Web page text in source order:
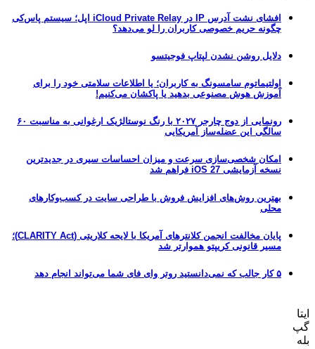
افشای نشت آدرس IP در iCloud Private Relay اپل؛ سیستم پاس‌کی
چگونه حریم خصوصی کاربران را لو می‌دهد؟
دلایل روشن نشدن لپتاپ فوجیتسو
اولتیماتوم سامسونگ به کاربران؛ یا اطلاعات سلامتی خود را برای
آموزش هوش مصنوعی بدهید یا پاکشان می‌کنیم!
رونمایی از دوج چارجر ۲۰۲۷ با رنگ نوستالژیک ارغوانی به مناسبت ۶۰
سالگی این عضله‌ساز آمریکایی
امکان شخصی‌سازی سرعت و میزان احساسات سیری در جدیدترین
نسخه آزمایشی iOS 27 فراهم شد
بهترین روش‌های افزایش فروش با طراحی سایت در کسب‌وکارهای
محلی
پایان مخالفت انجمن کلانترهای آمریکا با لایحه کلاریتی (CLARITY Act)؛
مسیر قانونی کریپتو هموارتر شد
۵ کار جالب که نمی‌دانستید روتر وای فای شما می‌تواند انجام دهد
ایتا
گپ
بله